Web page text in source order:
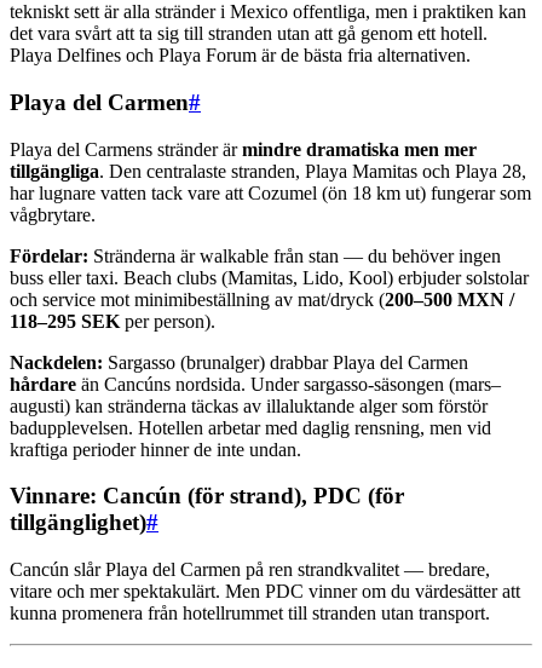
tekniskt sett är alla stränder i Mexico offentliga, men i praktiken kan
det vara svårt att ta sig till stranden utan att gå genom ett hotell.
Playa Delfines och Playa Forum är de bästa fria alternativen.
Playa del Carmen#
Playa del Carmens stränder ärmindre dramatiska men mer
tillgängliga. Den centralaste stranden, Playa Mamitas och Playa 28,
har lugnare vatten tack vare att Cozumel (ön 18 km ut) fungerar som
vågbrytare.
Fördelar: Stränderna är walkable från stan — du behöver ingen
buss eller taxi. Beach clubs (Mamitas, Lido, Kool) erbjuder solstolar
och service mot minimibeställning av mat/dryck (200–500 MXN /
118–295 SEK per person).
Nackdelen: Sargasso (brunalger) drabbar Playa del Carmen
hårdare än Cancúns nordsida. Under sargasso-säsongen (mars–
augusti) kan stränderna täckas av illaluktande alger som förstör
badupplevelsen. Hotellen arbetar med daglig rensning, men vid
kraftiga perioder hinner de inte undan.
Vinnare: Cancún (för strand), PDC (för
tillgänglighet)#
Cancún slår Playa del Carmen på ren strandkvalitet — bredare,
vitare och mer spektakulärt. Men PDC vinner om du värdesätter att
kunna promenera från hotellrummet till stranden utan transport.